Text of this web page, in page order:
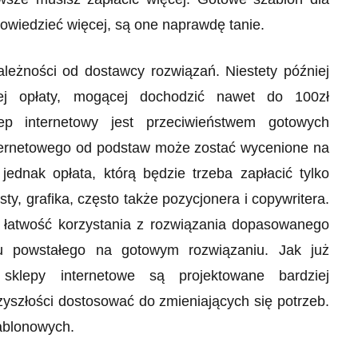
więcej, są one naprawdę tanie.
od dostawcy rozwiązań. Niestety później
opłaty, mogącej dochodzić nawet do 100zł
internetowy jest przeciwieństwem gotowych
od podstaw może zostać wycenione na
opłata, którą będzie trzeba zapłacić tylko
grafika, często także pozycjonera i copywritera.
korzystania z rozwiązania dopasowanego
na gotowym rozwiązaniu. Jak już
sklepy internetowe są projektowane bardziej
dostosować do zmieniających się potrzeb.